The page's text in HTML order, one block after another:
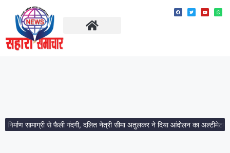
सामाग्री से फैली गंदगी, दलित नेत्री सीमा अतुलकर ने दिया आंदोलन का अल्टीमेटम।